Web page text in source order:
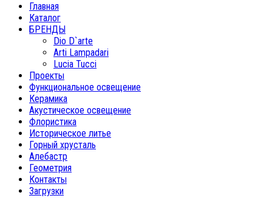
Главная
Каталог
БРЕНДЫ
Dio D`arte
Arti Lampadari
Lucia Tucci
Проекты
Функциональное освещение
Керамика
Акустическое освещение
Флористика
Историческое литье
Горный хрусталь
Алебастр
Геометрия
Контакты
Загрузки